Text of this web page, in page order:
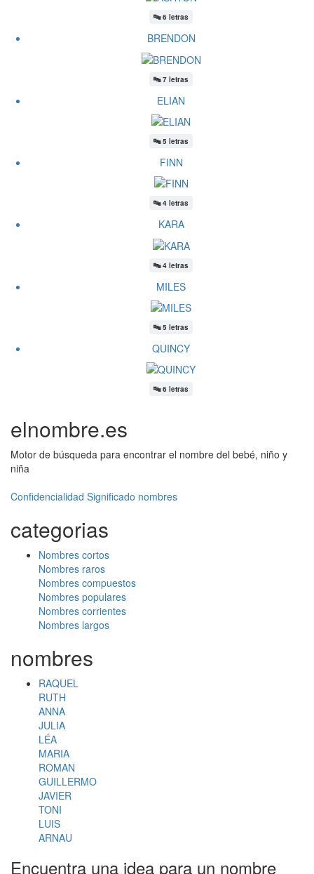
🔤6 letras
BRENDON
🔤7 letras
ELIAN
🔤5 letras
FINN
🔤4 letras
KARA
🔤4 letras
MILES
🔤5 letras
QUINCY
🔤6 letras
elnombre.es
Motor de búsqueda para encontrar el nombre del bebé, niño y
niña
Confidencialidad Significado nombres
categorias
Nombres cortos
Nombres raros
Nombres compuestos
Nombres populares
Nombres corrientes
Nombres largos
nombres
RAQUEL
RUTH
ANNA
JULIA
LÉA
MARIA
ROMAN
GUILLERMO
JAVIER
TONI
LUIS
ARNAU
Encuentra una idea para un nombre